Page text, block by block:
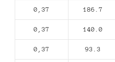
0,37 186.7
0,37 140.0
0,37 93.3